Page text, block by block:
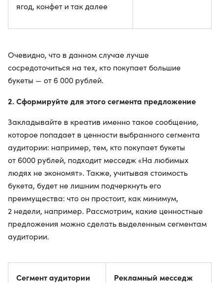
ягод, конфет и так далее
Очевидно, что в данном случае лучше
сосредоточиться на тех, кто покупает большие
букеты — от 6 000 рублей.
2. Сформируйте для этого сегмента предложение
Закладывайте в креатив именно такое сообщение,
которое попадает в ценности выбранного сегмента
аудитории: например, тем, кто покупает букеты
от 6000 рублей, подходит месседж «На любимых
людях не экономят». Также, учитывая стоимость
букета, будет не лишним подчеркнуть его
преимущества: что он простоит, как минимум,
2 недели, например. Рассмотрим, какие ценностные
предложения можно сделать выделенным сегментам
аудитории.
Сегмент аудитории Рекламный месседж